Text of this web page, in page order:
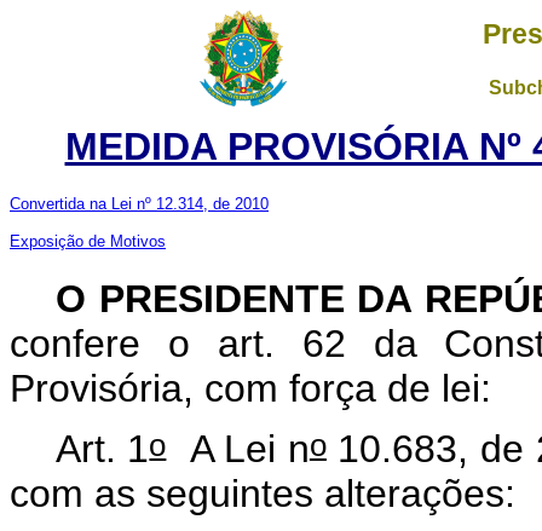
MEDIDA PROVISÓRIA
Convertida na Lei nº 12.314, de 2010
Exposição de Motivos
O PRESIDENTE DA
confere o art. 62 da
Provisória, com força de lei:
Art. 1oA Lei no10.683, de
com as seguintes alterações: